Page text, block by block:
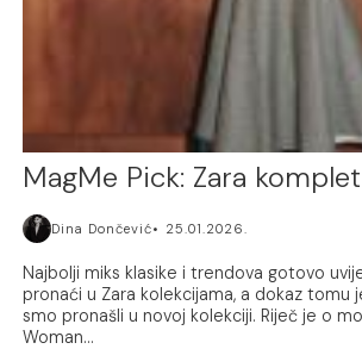
MagMe Pick: Zara komplet
Dina Dončević 25.01.2026.
Najbolji miks klasike i trendova gotovo
pronaći u Zara kolekcijama, a dokaz tomu
smo pronašli u novoj kolekciji. Riječ je o
Woman...